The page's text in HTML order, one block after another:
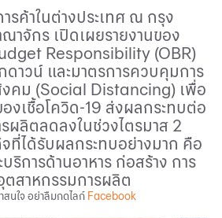
รค้าในต่างประเทศ ณ กรุง
าจักร เปิดเผยรายงานของ
Responsibility (OBR)
ดาวน์ และมาตรการควบคุมการ
งคม (Social Distancing) เพื่อ
งเชื้อโควิด-19 ส่งผลกระทบต่อ
ผลิตลดลงในช่วงไตรมาส 2
ที่ได้รับผลกระทบอย่างมาก คือ
ริการด้านอาหาร ก่อสร้าง การ
ตสาหกรรมการผลิต
นใจ อย่าลืมกดไลก์ Facebook